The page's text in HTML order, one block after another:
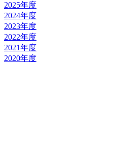
2025年度
2024年度
2023年度
2022年度
2021年度
2020年度